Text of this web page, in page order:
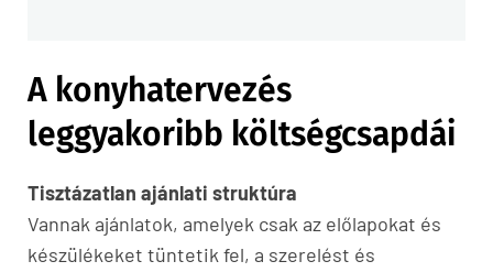
A konyhatervezés
leggyakoribb költségcsapdái
Tisztázatlan ajánlati struktúra
Vannak ajánlatok, amelyek csak az előlapokat és
készülékeket tüntetik fel, a szerelést és